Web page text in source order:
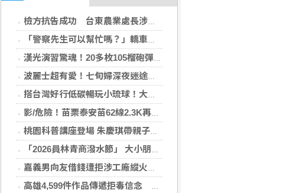
檢方抗告成功 台東農業處長涉圖利羈押禁見
「警察先生可以幫忙嗎？」轎車尖峰時段拋錨 雙警秒變推車大力士
漢光演習驚魂！20多枚105榴砲彈滾落水溝 軍警急封鎖搶運
波麗士超有愛！七旬婦深夜迷途 雙警牽手安撫暖送返家
搭台灣好行低碳暢玩小琉球！大鵬灣管理處推出暑假好康
影/危險！苗栗泰安苗62線2.3K再傳落石 議員籲用路人警戒
桃園科普講座登場 朱慶琪帶親子手作玩轉物理奧妙
「2026員林青商潑水節」 大小朋友打水仗 玩瘋了
嘉義男向友借錢遭拒涉工廠縱火洩恨 地院裁准收押
高雄4,599件作品傳遞拒毒信念 「2026港都反毒盃」用畫筆打造兒童防毒力